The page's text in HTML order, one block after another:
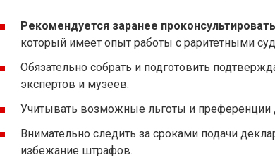
Рекомендуется заранее
который имеет опыт работы с раритетными
Обязательно собрать и подготовить
экспертов и музеев.
Учитывать возможные льготы и преференции
Внимательно следить за сроками подачи
избежание штрафов.